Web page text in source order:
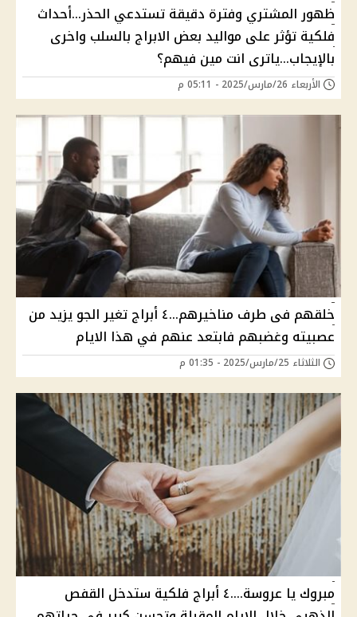
ظهور المشتري وفترة دقيقة تستدعي الحذر...أحداث
فلكية تؤثر على مواليد بعض الابراج بالسلب واخرى
بالإيجاب...ياترى انت مين فيهم؟
الأربعاء 26/مارس/2025 - 05:11 م
خلقهم فى طرف مناخيرهم...٤ أبراج تغير الجو يزيد من
عصبيته وغضبهم فابتعد عنهم في هذا الايام
الثلاثاء 25/مارس/2025 - 01:35 م
مبروك يا عروسة....٤ أبراج فلكية ستدخل القفص